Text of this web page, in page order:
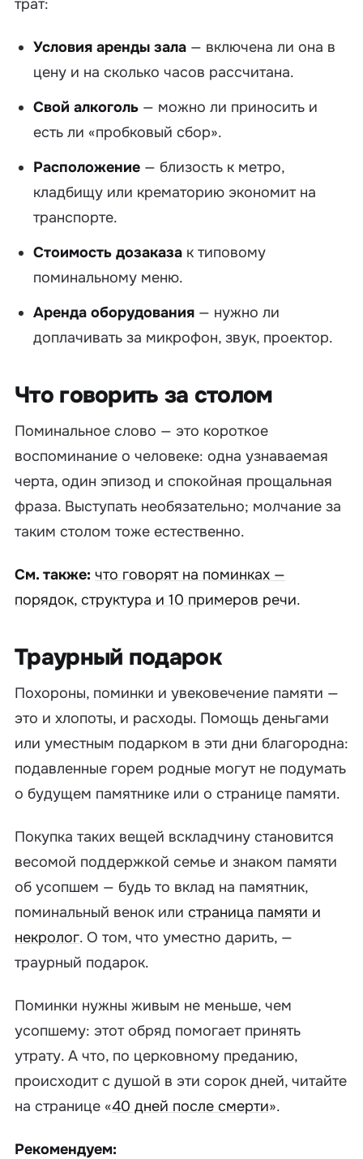
трат:
Условия аренды зала — включена ли она в
цену и на сколько часов рассчитана.
Свой алкоголь — можно ли приносить и
есть ли «пробковый сбор».
Расположение — близость к метро,
кладбищу или крематорию экономит на
транспорте.
Стоимость дозаказа к типовому
поминальному меню.
Аренда оборудования — нужно ли
доплачивать за микрофон, звук, проектор.
Что говорить за столом
Поминальное слово — это короткое
воспоминание о человеке: одна узнаваемая
черта, один эпизод и спокойная прощальная
фраза. Выступать необязательно; молчание за
таким столом тоже естественно.
См. также: что говорят на поминках —
порядок, структура и 10 примеров речи.
Траурный подарок
Похороны, поминки и увековечение памяти —
это и хлопоты, и расходы. Помощь деньгами
или уместным подарком в эти дни благородна:
подавленные горем родные могут не подумать
о будущем памятнике или о странице памяти.
Покупка таких вещей вскладчину становится
весомой поддержкой семье и знаком памяти
об усопшем — будь то вклад на памятник,
поминальный венок или страница памяти и
некролог. О том, что уместно дарить, —
траурный подарок.
Поминки нужны живым не меньше, чем
усопшему: этот обряд помогает принять
утрату. А что, по церковному преданию,
происходит с душой в эти сорок дней, читайте
на странице «40 дней после смерти».
Рекомендуем: